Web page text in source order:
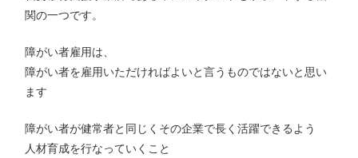
関の一つです。
障がい者雇用は、
障がい者を雇用いただければよいと言うものではないと思い
ます
障がい者が健常者と同じくその企業で長く活躍できるよう
人材育成を行なっていくこと